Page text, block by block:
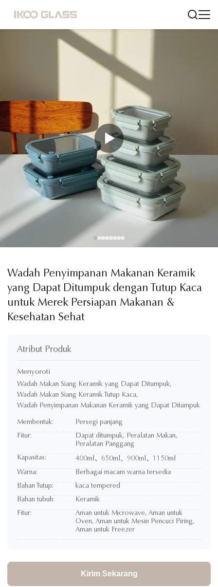
Wadah Penyimpanan Makanan Keramik
yang Dapat Ditumpuk dengan Tutup Kaca
untuk Merek Persiapan Makanan &
Kesehatan Sehat
Atribut Produk
Menyoroti
Wadah Makan Siang Keramik yang Dapat Ditumpuk,
Wadah Makan Siang Keramik Tutup Kaca,
Wadah Penyimpanan Makanan Keramik yang Dapat Ditumpuk
Membentuk:
Persegi panjang
Fitur:
Dapat ditumpuk, Peralatan Makan,
Peralatan Panggang
Kapasitas:
400ml、650ml、900ml、1150ml
Warna:
Berbagai macam warna tersedia
Bahan Tutup:
kaca tempered
Bahan tubuh:
Keramik
Fitur:
Aman untuk Microwave, Aman untuk
Oven, Aman untuk Mesin Pencuci Piring,
Aman untuk Freezer
Kirim Sekarang